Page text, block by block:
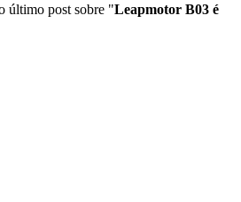
último post sobre "Leapmotor B03 é